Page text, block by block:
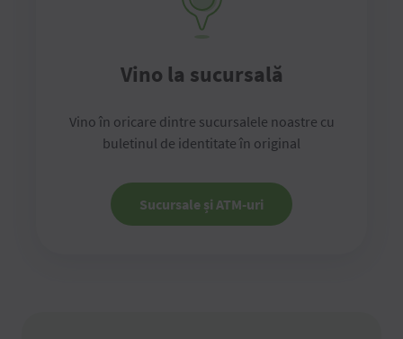
Vino la sucursală
Vino în oricare dintre sucursalele noastre cu
buletinul de identitate în original
Sucursale și ATM-uri